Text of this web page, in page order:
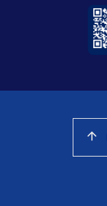
arrow_upward